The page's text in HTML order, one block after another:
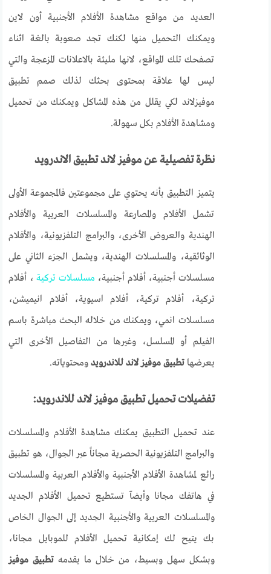
العديد من مواقع مشاهدة الأفلام الأجنبية أون لاين
ويمكنك التحميل منها لكنك تجد صعوبة بالغة اثناء
تصفحك تلك المواقع، لانها مليئة بالاعلانات المزعجة والتي
ليس لها علاقة بمحتوى بحثك لذلك صمم تطبيق
موفيزلاند لكي يقلل من هذه المشاكل ويمكنك من تحميل
ومشاهدة الأفلام بكل سهولة.
نظرة تفصيلية عن موفيز لاند تطبيق الاندرويد
يتميز التطبيق بأنه يحتوي على مجموعتين فالمجموعة الأولى
تشمل الأفلام والمصارعة والمسلسلات العربية والأفلام
الهندية والعروض الأخرى، والبرامج التلفزيونية، والأفلام
الوثائقية، والمسلسلات الهندية، ويشمل الجزء الثاني على
مسلسلات أجنبية، أفلام أجنبية، مسلسلات تركية، أفلام
تركية، أفلام تركية، أفلام اسيوية، أفلام انيميشن،
مسلسلات انمي، ويمكنك من خلاله البحث مباشرة باسم
الفيلم أو المسلسل، وغيرها من التفاصيل الأخرى التي
يعرضهاتطبيق موفيز لاند للاندرويد ومحتوياته.
تفضيلات تحميل تطبيق موفيز لاند للاندرويد:
عند تحميل التطبيق يمكنك مشاهدة الأفلام والمسلسلات
والبرامج التلفزيونية الحصرية مجاناً عبر الجوال، هو تطبيق
رائع لمشاهدة الأفلام الأجنبية والأفلام العربية والمسلسلات
في هاتفك مجانا وأيضآ تستطيع تحميل الأفلام الجديد
والمسلسلات العربية والأجنبية الجديد إلى الجوال الخاص
بك يتيح لك إمكانية تحميل الأفلام للموبايل مجانا،
وبشكل سهل وبسيط، من خلال ما يقدمه تطبيق موفيز